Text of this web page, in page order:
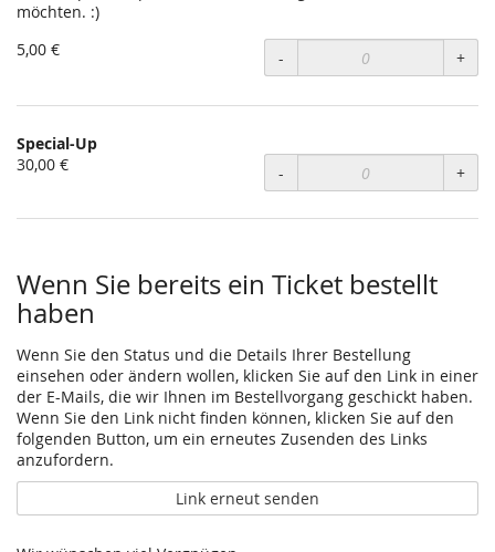
möchten. :)
5,00 €
- +
Special-Up
30,00 €
- +
Wenn Sie bereits ein Ticket bestellt
haben
Wenn Sie den Status und die Details Ihrer Bestellung
einsehen oder ändern wollen, klicken Sie auf den Link in einer
der E-Mails, die wir Ihnen im Bestellvorgang geschickt haben.
Wenn Sie den Link nicht finden können, klicken Sie auf den
folgenden Button, um ein erneutes Zusenden des Links
anzufordern.
Link erneut senden